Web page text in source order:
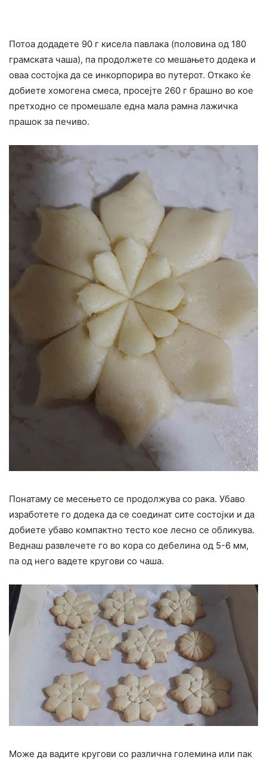
Потоа додадете 90 г кисела павлака (половина од 180
грамската чаша), па продолжете со мешањето додека и
оваа состојка да се инкорпорира во путерот. Откако ќе
добиете хомогена смеса, просејте 260 г брашно во кое
претходно се промешале една мала рамна лажичка
прашок за печиво.
Понатаму се месењето се продолжува со рака. Убаво
изработете го додека да се соединат сите состојки и да
добиете убаво компактно тесто кое лесно се обликува.
Веднаш развлечете го во кора со дебелина од 5-6 мм,
па од него вадете кругови со чаша.
Може да вадите кругови со различна големина или пак